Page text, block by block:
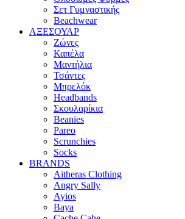
Σετ Γυμναστικής
Beachwear
ΑΞΕΣΟΥΑΡ
Ζώνες
Καπέλα
Μαντήλια
Τσάντες
Μπρελόκ
Headbands
Σκουλαρίκια
Beanies
Pareo
Scrunchies
Socks
BRANDS
Aitheras Clothing
Angry Sally
Ayios
Baya